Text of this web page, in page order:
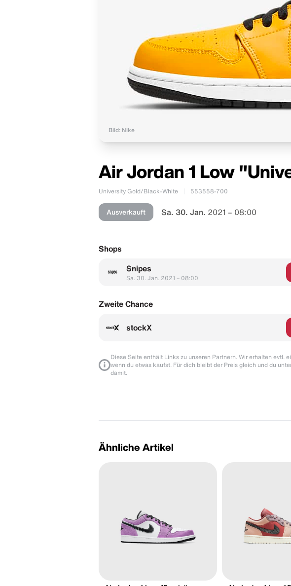
Bild: Nike
Air Jordan 1 Low
University Gold/Black-White 553558-700
Ausverkauft Sa. 30. Jan. 2021 – 08:00
Shops
Snipes
Sa. 30. Jan. 2021 – 08:00
Zweite Chance
stockX
Diese Seite enthält Links zu unseren Partnern. Wir erhalten evtl.
wenn du etwas kaufst. Für dich bleibt der Preis gleich und du
damit.
Ähnliche Artikel